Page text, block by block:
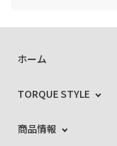
ホーム
TORQUE STYLE
商品情報